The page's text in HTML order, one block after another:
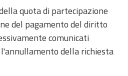
quota di partecipazione
del pagamento del diritto
comunicati
della richiesta